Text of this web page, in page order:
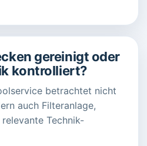
gereinigt oder
kontrolliert?
betrachtet nicht
auch Filteranlage,
Technik-